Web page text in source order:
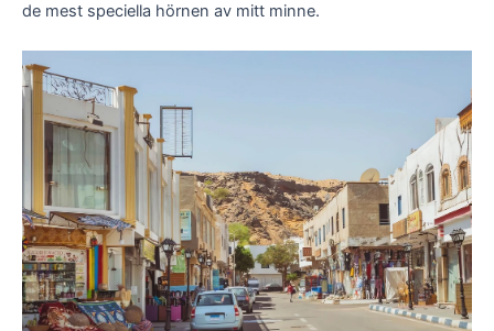
de mest speciella hörnen av mitt minne.